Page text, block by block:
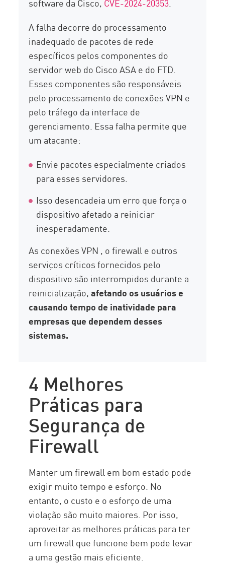
software da Cisco, CVE-2024-20353.
A falha decorre do processamento
inadequado de pacotes de rede
específicos pelos componentes do
servidor web do Cisco ASA e do FTD.
Esses componentes são responsáveis
pelo processamento de conexões VPN e
pelo tráfego da interface de
gerenciamento. Essa falha permite que
um atacante:
Envie pacotes especialmente criados
para esses servidores.
Isso desencadeia um erro que força o
dispositivo afetado a reiniciar
inesperadamente.
As conexões VPN , o firewall e outros
serviços críticos fornecidos pelo
dispositivo são interrompidos durante a
reinicialização,afetando os usuários e
causando tempo de inatividade para
empresas que dependem desses
sistemas.
4 Melhores
Práticas para
Segurança de
Firewall
Manter um firewall em bom estado pode
exigir muito tempo e esforço. No
entanto, o custo e o esforço de uma
violação são muito maiores. Por isso,
aproveitar as melhores práticas para ter
um firewall que funcione bem pode levar
a uma gestão mais eficiente.